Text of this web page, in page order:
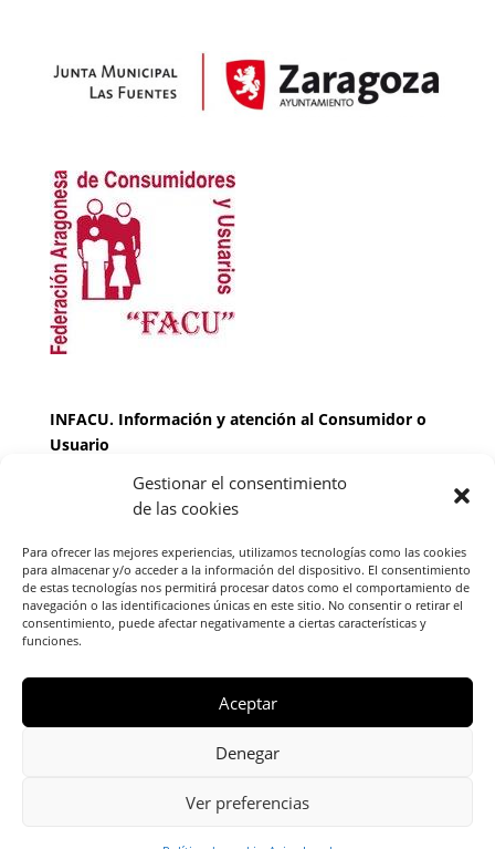
Gestionar el consentimiento
de las cookies
Para ofrecer las mejores experiencias, utilizamos tecnologías como las cookies
para almacenar y/o acceder a la información del dispositivo. El consentimiento
de estas tecnologías nos permitirá procesar datos como el comportamiento de
navegación o las identificaciones únicas en este sitio. No consentir o retirar el
consentimiento, puede afectar negativamente a ciertas características y
funciones.
Aceptar
Denegar
Ver preferencias
INFACU. Información y atención al Consumidor o
Usuario
MARTES Y JUEVES de17:00 a 20 horas
horas
Teléfono de contacto976 13 47 92
FACU, Calle Leopoldo Romeo, 30 local